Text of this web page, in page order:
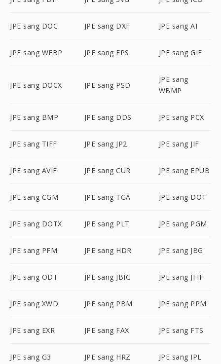
JPE sang DOC JPE sang DXF JPE sang AI
JPE sang WEBP JPE sang EPS JPE sang GIF
JPE sang DOCX JPE sang PSD
JPE sang
WBMP
JPE sang BMP JPE sang DDS JPE sang PCX
JPE sang TIFF JPE sang JP2 JPE sang JIF
JPE sang AVIF JPE sang CUR JPE sang EPUB
JPE sang CGM JPE sang TGA JPE sang DOT
JPE sang DOTX JPE sang PLT JPE sang PGM
JPE sang PFM JPE sang HDR JPE sang JBG
JPE sang ODT JPE sang JBIG JPE sang JFIF
JPE sang XWD JPE sang PBM JPE sang PPM
JPE sang EXR JPE sang FAX JPE sang FTS
JPE sang G3 JPE sang HRZ JPE sang IPL